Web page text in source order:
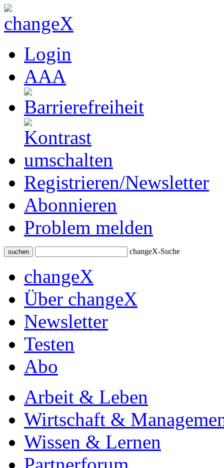
Login
AAA
Registrieren/Newsletter
Abonnieren
Problem melden
suchen changeX-Suche
changeX
Über changeX
Newsletter
Testen
Abo
Arbeit & Leben
Wirtschaft &
Wissen & Lernen